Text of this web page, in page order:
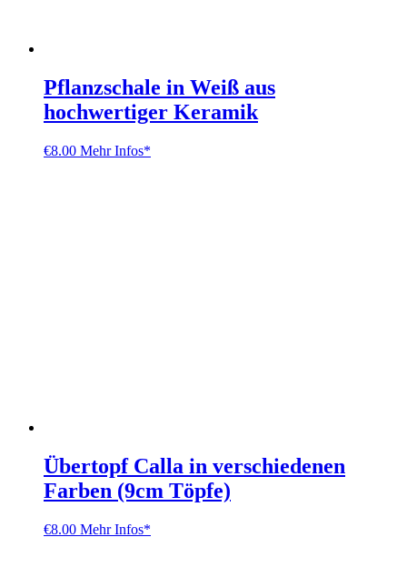
Pflanzschale in Weiß aus
hochwertiger Keramik
€8.00 Mehr Infos*
Übertopf Calla in verschiedenen
Farben (9cm Töpfe)
€8.00 Mehr Infos*